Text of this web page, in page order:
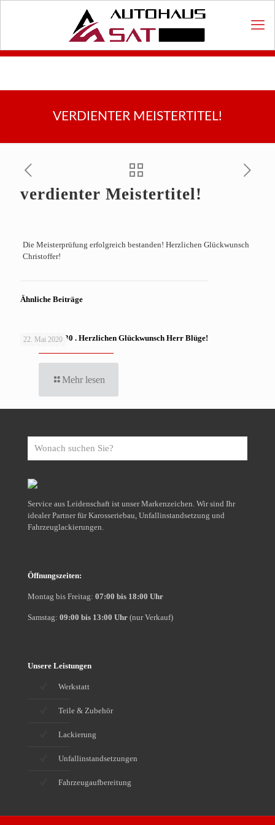
VERDIENTER MEISTERTITEL!
verdienter Meistertitel!
Die Meisterprüfung erfolgreich bestanden! Herzlichen Glückwunsch
Christoffer!
Ähnliche Beiträge
22. Mai 2020
MAZDA CX-30 . Herzlichen Glückwunsch Herr Blüge!
Mehr lesen
suchen
Service aus Leidenschaft ist unser Markenzeichen. Wir sind Ihr
idealer Partner für Karosseriebau, Unfallinstandsetzung und
Fahrzeuglackierungen.
Öffnungszeiten:
Montag bis Freitag: 07:00 bis 18:00 Uhr
Samstag: 09:00 bis 13:00 Uhr (nur Verkauf)
Unsere Leistungen
Werkstatt
Teile & Zubehör
Lackierung
Unfallinstandsetzungen
Fahrzeugaufbereitung